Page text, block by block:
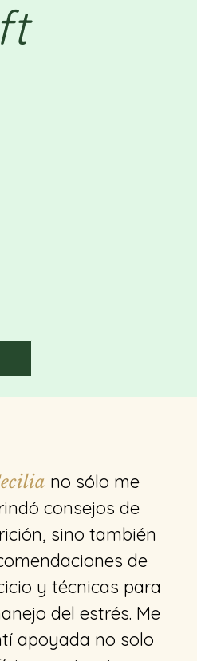
no sólo me
consejos de
sino también
de
y técnicas para
del estrés. Me
apoyada no solo